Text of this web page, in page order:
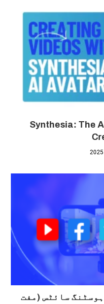
Synthesia: The
5 ویڈیو ہوسٹنگ سائٹس (مفت